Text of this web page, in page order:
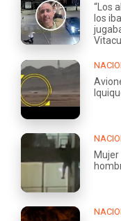
“Los
los